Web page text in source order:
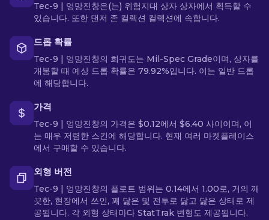
Tec-9 | 엉망진창은(는) 위험지대 상자 상자에서 획득할 수
있습니다. 또한 댄저 존 컬렉션 컬렉션에 속합니다.
드롭 확률
Tec-9 | 엉망진창의 희귀도는 Mil-Spec Grade이며, 상자를
개봉할 때 예상 드롭 확률은 79.92%입니다. 이는 일반 드롭
에 해당합니다.
가격
Tec-9 | 엉망진창의 가격은 $0.12에서 $6.40 사이이며, 이
는 매우 저렴한 스킨에 해당합니다. 현재 여러 마켓플레이스
에서 구매할 수 있습니다.
외형 버전
Tec-9 | 엉망진창의 플로트 범위는 0.14에서 1.00로, 거의 깨
끗한, 현장에서 쓰인, 꽤 닳은 및 전투로 닳고 닳은 상태로 제
공됩니다. 각 외형 상태마다 StatTrak 변형도 제공됩니다.